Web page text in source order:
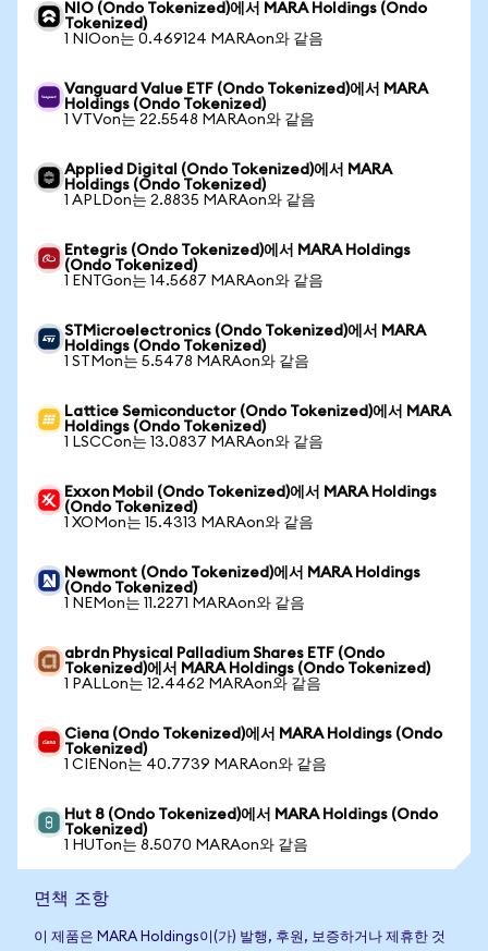
NIO (Ondo Tokenized)에서 MARA Holdings (Ondo
Tokenized)
1 NIOon는 0.469124 MARAon와 같음
Vanguard Value ETF (Ondo Tokenized)에서 MARA
Holdings (Ondo Tokenized)
1 VTVon는 22.5548 MARAon와 같음
Applied Digital (Ondo Tokenized)에서 MARA
Holdings (Ondo Tokenized)
1 APLDon는 2.8835 MARAon와 같음
Entegris (Ondo Tokenized)에서 MARA Holdings
(Ondo Tokenized)
1 ENTGon는 14.5687 MARAon와 같음
STMicroelectronics (Ondo Tokenized)에서 MARA
Holdings (Ondo Tokenized)
1 STMon는 5.5478 MARAon와 같음
Lattice Semiconductor (Ondo Tokenized)에서 MARA
Holdings (Ondo Tokenized)
1 LSCCon는 13.0837 MARAon와 같음
Exxon Mobil (Ondo Tokenized)에서 MARA Holdings
(Ondo Tokenized)
1 XOMon는 15.4313 MARAon와 같음
Newmont (Ondo Tokenized)에서 MARA Holdings
(Ondo Tokenized)
1 NEMon는 11.2271 MARAon와 같음
abrdn Physical Palladium Shares ETF (Ondo
Tokenized)에서 MARA Holdings (Ondo Tokenized)
1 PALLon는 12.4462 MARAon와 같음
Ciena (Ondo Tokenized)에서 MARA Holdings (Ondo
Tokenized)
1 CIENon는 40.7739 MARAon와 같음
Hut 8 (Ondo Tokenized)에서 MARA Holdings (Ondo
Tokenized)
1 HUTon는 8.5070 MARAon와 같음
면책 조항
이 제품은 MARA Holdings이(가) 발행, 후원, 보증하거나 제휴한 것